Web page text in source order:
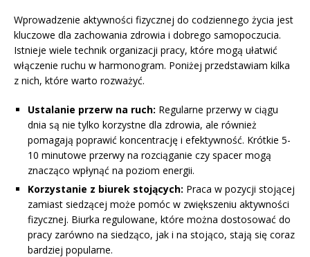
Wprowadzenie aktywności fizycznej do codziennego życia jest
kluczowe dla zachowania zdrowia i dobrego samopoczucia.
Istnieje wiele technik organizacji pracy, które mogą ułatwić
włączenie ruchu w harmonogram. Poniżej przedstawiam kilka
z nich, które warto rozważyć.
Ustalanie przerw na ruch: Regularne przerwy w ciągu
dnia są nie tylko korzystne dla zdrowia, ale również
pomagają poprawić koncentrację i efektywność. Krótkie 5-
10 minutowe przerwy na rozciąganie czy spacer mogą
znacząco wpłynąć na poziom energii.
Korzystanie z biurek stojących: Praca w pozycji stojącej
zamiast siedzącej może pomóc w zwiększeniu aktywności
fizycznej. Biurka regulowane, które można dostosować do
pracy zarówno na siedząco, jak i na stojąco, stają się coraz
bardziej popularne.